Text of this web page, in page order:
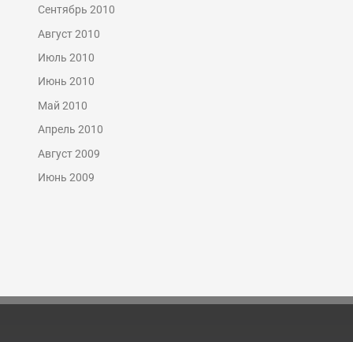
Сентябрь 2010
Август 2010
Июль 2010
Июнь 2010
Май 2010
Апрель 2010
Август 2009
Июнь 2009